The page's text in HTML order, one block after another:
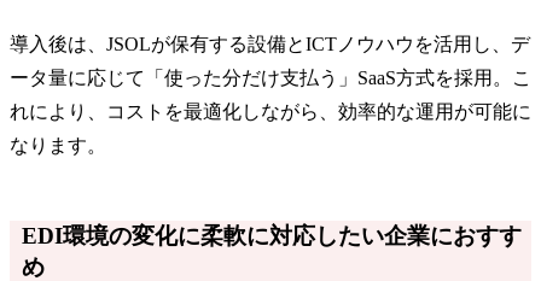
​​導入後は、JSOLが保有する設備とICTノウハウを活用し、デ
ータ量に応じて「使った分だけ支払う」SaaS方式を採用。こ
れにより、コストを最適化しながら、効率的な運用が可能に
なります。
EDI環境の変化に柔軟に対応したい企業におすす
め